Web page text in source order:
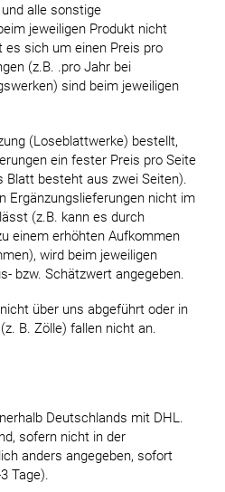
alle sonstige
jeweiligen Produkt nicht
es sich um einen Preis pro
(z.B. .pro Jahr bei
sind beim jeweiligen
(Loseblattwerke) bestellt,
ein fester Preis pro Seite
Blatt besteht aus zwei Seiten).
Ergänzungslieferungen nicht im
(z.B. kann es durch
einem erhöhten Aufkommen
wird beim jeweiligen
bzw. Schätzwert angegeben.
über uns abgeführt oder in
B. Zölle) fallen nicht an.
Deutschlands mit DHL.
sofern nicht in der
anders angegeben, sofort
Tage).